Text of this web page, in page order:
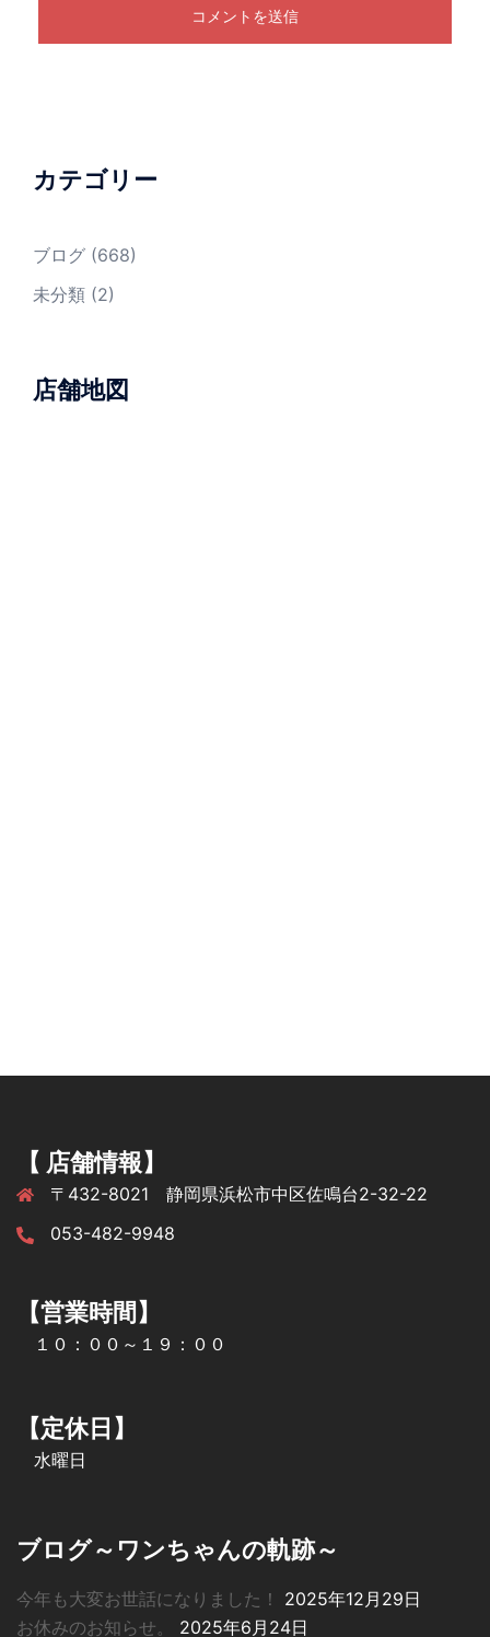
カテゴリー
ブログ (668)
未分類 (2)
店舗地図
【 店舗情報】
〒432-8021 静岡県浜松市中区佐鳴台2-32-22
053-482-9948
【営業時間】
１０：００～１９：００
【定休日】
水曜日
ブログ～ワンちゃんの軌跡～
今年も大変お世話になりました！
2025年12月29日
お休みのお知らせ。
2025年6月24日